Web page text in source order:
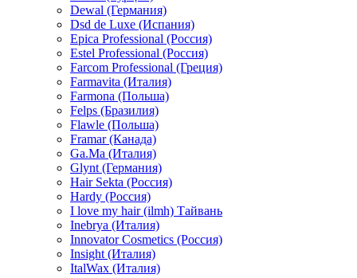
Dewal (Германия)
Dsd de Luxe (Испания)
Epica Professional (Россия)
Estel Professional (Россия)
Farcom Professional (Греция)
Farmavita (Италия)
Farmona (Польша)
Felps (Бразилия)
Flawle (Польша)
Framar (Канада)
Ga.Ma (Италия)
Glynt (Германия)
Hair Sekta (Россия)
Hardy (Россия)
I love my hair (ilmh) Тайвань
Inebrya (Италия)
Innovator Cosmetics (Россия)
Insight (Италия)
ItalWax (Италия)